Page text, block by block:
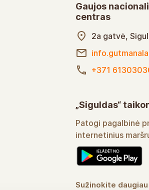
Gaujos
centras
2a gatvė,
+371
„Siguldas“
Patogi pagalbinė
internetinius
Sužinokite daugiau